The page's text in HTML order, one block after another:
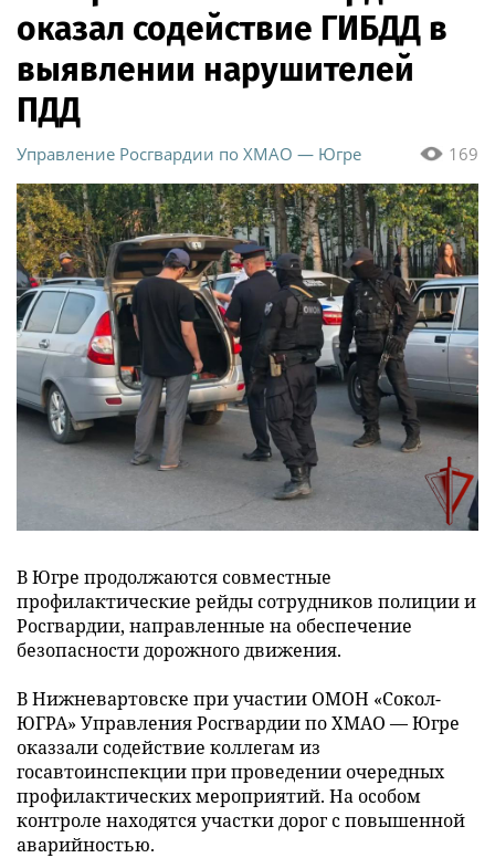
оказал содействие ГИБДД в
выявлении нарушителей
ПДД
169
Управление Росгвардии по ХМАО — Югре
В Югре продолжаются совместные
профилактические рейды сотрудников полиции и
Росгвардии, направленные на обеспечение
безопасности дорожного движения.
В Нижневартовске при участии ОМОН «Сокол-
ЮГРА» Управления Росгвардии по ХМАО — Югре
оказзали содействие коллегам из
госавтоинспекции при проведении очередных
профилактических мероприятий. На особом
контроле находятся участки дорог с повышенной
аварийностью.